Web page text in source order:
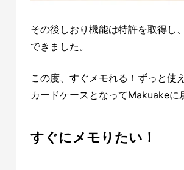
その後しおり機能は特許を取得し
できました。
この度、すぐメモれる！ずっと使
カードケースとなってMakuakeに
すぐにメモりたい！